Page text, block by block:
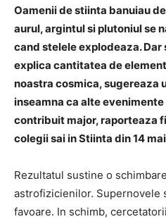
Oamenii de stiinta banuiau
aurul, argintul si plutoniul se
cand stelele explodeaza.
explica cantitatea de
noastra cosmica, sugereaza
inseamna ca alte
contribuit major, raporteaza
colegii sai in Stiinta din 14
Rezultatul sustine o
astrofizicienilor. Supernovele
favoare. In schimb,